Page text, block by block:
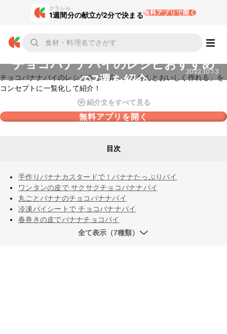
クラシル
1週間分の献立が2分で決まる無料アプリで開く
チョコバナナパイのレシピおすすめ
の7選を紹介
2022.10.13
チョコバナナパイのレシピをご紹介。「きちんとおいしく作れる」を
コンセプトに一覧化して紹介！
紹介文をすべて見る
無料アプリを開く
目次
手作りバナナカスタードで！バナナたっぷりパイ
ワンタンの皮で サクサクチョコバナナパイ
丸ごとバナナのチョコバナナパイ
冷凍パイシートで チョコバナナパイ
春巻きの皮でバナナチョコパイ
全て表示（7種類）